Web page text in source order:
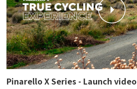
Pinarello X Series - Launch video